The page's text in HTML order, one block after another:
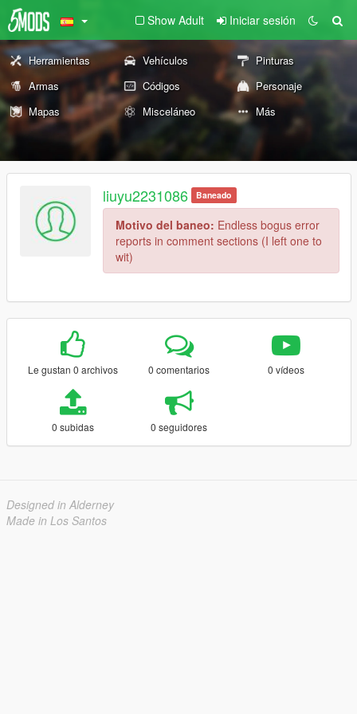
Show Adult Iniciar sesión
Herramientas Vehículos
Pinturas
Armas
Códigos
Personaje
Mapas
Misceláneo Más
liuyu2231086 Baneado
Motivo del baneo: Endless bogus error
reports in comment sections (I left one to
wit)
Le gustan 0 archivos 0 comentarios 0 vídeos
0 subidas 0 seguidores
Designed in Alderney
Made in Los Santos